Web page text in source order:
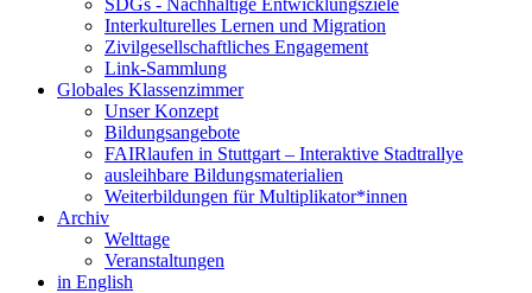
SDGs - Nachhaltige Entwicklungsziele
Interkulturelles Lernen und Migration
Zivilgesellschaftliches Engagement
Link-Sammlung
Globales Klassenzimmer
Unser Konzept
Bildungsangebote
FAIRlaufen in Stuttgart – Interaktive Stadtrallye
ausleihbare Bildungsmaterialien
Weiterbildungen für Multiplikator*innen
Archiv
Welttage
Veranstaltungen
in English